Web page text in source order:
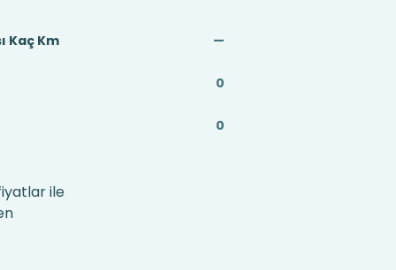
Kaç Km —
0
0
ile